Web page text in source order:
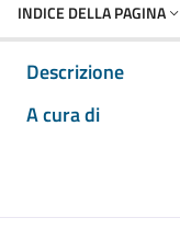
INDICE DELLA PAGINA
Descrizione
A cura di